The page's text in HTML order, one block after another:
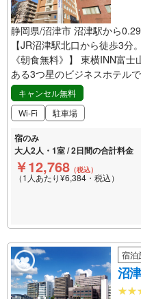
静岡県/沼津市 沼津駅から
【JR沼津駅北口から徒歩3
《朝食無料》】 東横INN富
ある3つ星のビジネスホテルで
キャンセル無料
Wi-Fi
駐車場
宿のみ
大人2人・1室 / 2日間の合計料金
￥12,768 （税込）
（1人あたり¥6,384・税込）
宿泊
沼